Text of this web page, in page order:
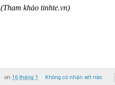
(Tham khảo tinhte.vn)
on 16 tháng 1
Không có nhận xét nào: